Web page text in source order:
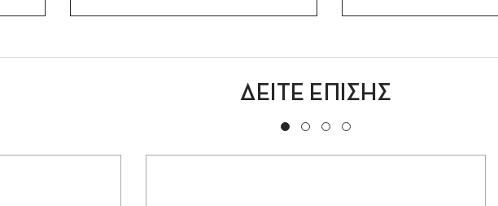
ΔΕΙΤΕ ΕΠΙΣΗΣ